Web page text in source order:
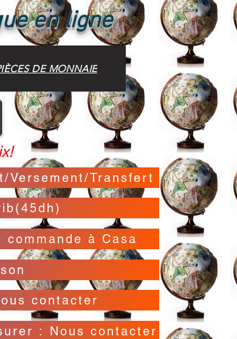
en ligne
DE MONNAIE
Transfert
à Casa
contacter
Possibilité de déclarer la valeur de l'envoi pour l'assurer : Nous contacter